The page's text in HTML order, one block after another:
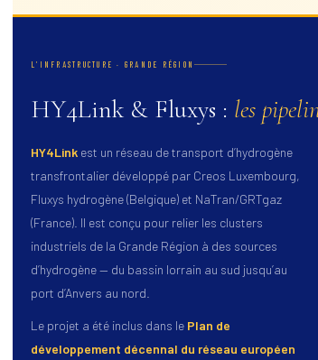
L’INFRASTRUCTURE · GRANDE RÉGION
HY4Link & Fluxys : les
HY4Link est un réseau de transport d’hydrogène
transfrontalier développé par Creos Luxembourg,
Fluxys hydrogène (Belgique) et NaTran/GRTgaz
(France). Il est conçu pour relier les clusters
industriels de la Grande Région à des sources
d’hydrogène — du bassin lorrain au sud jusqu’au
port d’Anvers au nord.
Le projet a été inclus dans le Plan de
développement décennal du réseau européen